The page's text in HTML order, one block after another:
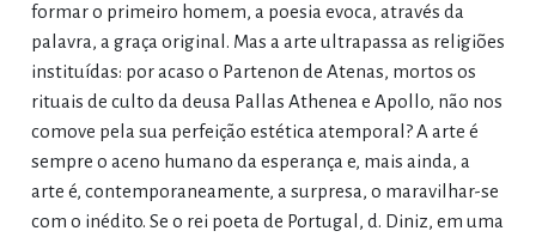
formar o primeiro homem, a poesia evoca, através da
palavra, a graça original. Mas a arte ultrapassa as religiões
instituídas: por acaso o Partenon de Atenas, mortos os
rituais de culto da deusa Pallas Athenea e Apollo, não nos
comove pela sua perfeição estética atemporal? A arte é
sempre o aceno humano da esperança e, mais ainda, a
arte é, contemporaneamente, a surpresa, o maravilhar-se
com o inédito. Se o rei poeta de Portugal, d. Diniz, em uma